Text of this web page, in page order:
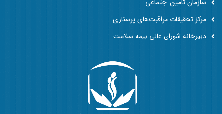
سازمان تامین اجتماعی
مرکز تحقیقات مراقبت‌های پرستاری
دبیرخانه شورای عالی بیمه سلامت